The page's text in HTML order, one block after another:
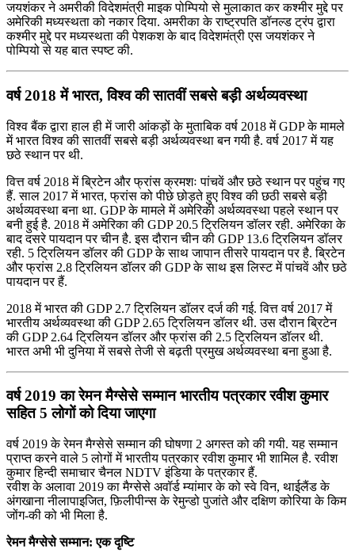
जयशंकर ने अमरीकी विदेशमंत्री माइक पोम्पियो से मुलाकात कर कश्‍मीर मुद्दे पर
अमेरिकी मध्‍यस्‍थता को नकार दिया. अमरीका के राष्‍ट्रपति डॉनल्‍ड ट्रंप द्वारा
कश्‍मीर मुद्दे पर मध्‍यस्‍थता की पेशकश के बाद विदेशमंत्री एस जयशंकर ने
पोम्पियो से यह बात स्‍पष्‍ट की.
वर्ष 2018 में भारत, विश्व की सातवीं सबसे बड़ी अर्थव्यवस्था
विश्व बैंक द्वारा हाल ही में जारी आंकड़ों के मुताबिक वर्ष 2018 में GDP के मामले
में भारत विश्व की सातवीं सबसे बड़ी अर्थव्यवस्था बन गयी है. वर्ष 2017 में यह
छठे स्थान पर थी.
वित्त वर्ष 2018 में ब्रिटेन और फ्रांस क्रमशः पांचवें और छठे स्थान पर पहुंच गए
हैं. साल 2017 में भारत, फ्रांस को पीछे छोड़ते हुए विश्व की छठी सबसे बड़ी
अर्थव्यवस्था बना था. GDP के मामले में अमेरिकी अर्थव्यवस्था पहले स्थान पर
बनी हुई है. 2018 में अमेरिका की GDP 20.5 ट्रिलियन डॉलर रही. अमेरिका के
बाद दसरे पायदान पर चीन है. इस दौरान चीन की GDP 13.6 ट्रिलियन डॉलर
रही. 5 ट्रिलियन डॉलर की GDP के साथ जापान तीसरे पायदान पर है. ब्रिटेन
और फ्रांस 2.8 ट्रिलियन डॉलर की GDP के साथ इस लिस्ट में पांचवें और छठे
पायदान पर हैं.
2018 में भारत की GDP 2.7 ट्रिलियन डॉलर दर्ज की गई. वित्त वर्ष 2017 में
भारतीय अर्थव्यवस्था की GDP 2.65 ट्रिलियन डॉलर थी. उस दौरान ब्रिटेन
की GDP 2.64 ट्रिलियन डॉलर और फ्रांस की 2.5 ट्रिलियन डॉलर थी.
भारत अभी भी दुनिया में सबसे तेजी से बढ़ती प्रमुख अर्थव्यवस्था बना हुआ है.
वर्ष 2019 का रेमन मैग्सेसे सम्मान भारतीय पत्रकार रवीश कुमार
सहित 5 लोगों को दिया जाएगा
वर्ष 2019 के रेमन मैग्सेसे सम्मान की घोषणा 2 अगस्त को की गयी. यह सम्मान
प्राप्त करने वाले 5 लोगों में भारतीय पत्रकार रवीश कुमार भी शामिल है. रवीश
कुमार हिन्दी समाचार चैनल NDTV इंडिया के पत्रकार हैं.
रवीश के अलावा 2019 का मैग्सेसे अवॉर्ड म्यांमार के को स्वे विन, थाईलैंड के
अंगखाना नीलापाइजित, फ़िलीपीन्स के रेमुन्डो पुजांते और दक्षिण कोरिया के किम
जोंग-की को भी मिला है.
रेमन मैग्सेसे सम्मान: एक दृष्टि